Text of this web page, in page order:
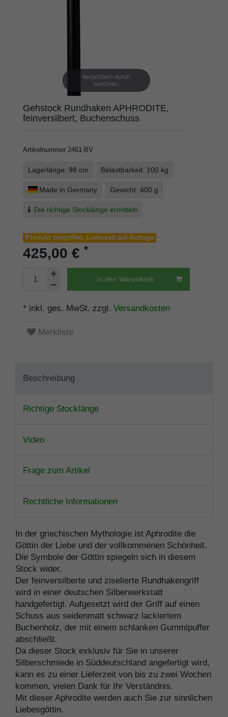
Vergrößern durch
berühren
Gehstock Rundhaken APHRODITE,
feinversilbert, Buchenschuss
Artikelnummer 2461-BV
Lagerlänge: 98 cm Belastbarkeit: 100 kg
Made in Germany Gewicht: 400 g
Die richtige Stocklänge ermitteln
Produkt vergriffen, Lieferzeit auf Anfrage
425,00 € *
In den Warenkorb
* inkl. ges. MwSt. zzgl. Versandkosten
Merkliste
Beschreibung
Richtige Stocklänge
Video
Frage zum Artikel
Rechtliche Informationen
In der griechischen Mythologie ist Aphrodite die
Göttin der Liebe und der vollkommenen Schönheit.
Die Symbole der Göttin spiegeln sich in diesem
Stock wider.
Der feinversilberte und ziselierte Rundhakengriff
wird in einer deutschen Silberwerkstatt
handgefertigt. Aufgesetzt wird der Griff auf einen
Schuss aus seidenmatt schwarz lackiertem
Buchenholz, der mit einem schlanken Gummipuffer
abschließt.
Da dieser Stock exklusiv für Sie in unserer
Silberschmiede in Süddeutschland angefertigt wird,
kann es zu einer Lieferzeit von bis zu zwei Wochen
kommen, vielen Dank für Ihr Verständnis.
Mit dieser Aphrodite werden auch Sie zur sinnlichen
Liebesgöttin.